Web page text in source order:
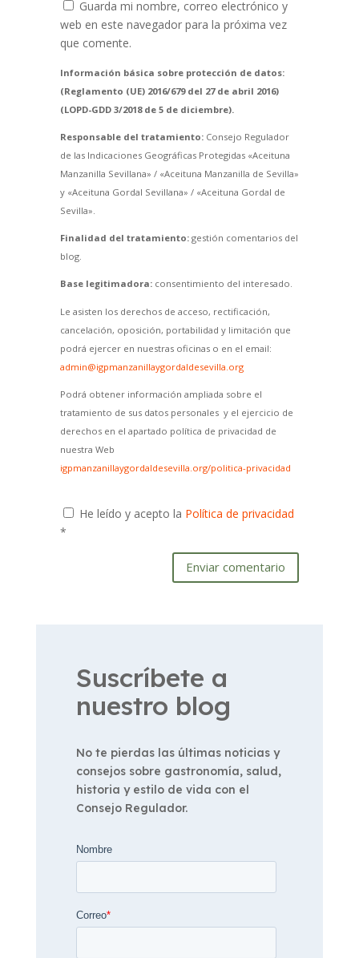
Guarda mi nombre, correo electrónico y
web en este navegador para la próxima vez
que comente.
Información básica sobre protección de datos:
(Reglamento (UE) 2016/679 del 27 de abril 2016)
(LOPD-GDD 3/2018 de 5 de diciembre).
Responsable del tratamiento:Consejo Regulador
de las Indicaciones Geográficas Protegidas «Aceituna
Manzanilla Sevillana» / «Aceituna Manzanilla de Sevilla»
y «Aceituna Gordal Sevillana» / «Aceituna Gordal de
Sevilla».
Finalidad del tratamiento:gestión comentarios del
blog.
Base legitimadora:consentimiento del interesado.
Le asisten los derechos de acceso, rectificación,
cancelación, oposición, portabilidad y limitación que
podrá ejercer en nuestras oficinas o en el email:
admin@igpmanzanillaygordaldesevilla.org
Podrá obtener información ampliada sobre el
tratamiento de sus datos personales y el ejercicio de
derechos en el apartado política de privacidad de
nuestra Web
igpmanzanillaygordaldesevilla.org/politica-privacidad
He leído y acepto la Política de privacidad
*
Enviar comentario
Suscríbete a
nuestro blog
No te pierdas las últimas noticias y
consejos sobre gastronomía, salud,
historia y estilo de vida con el
Consejo Regulador.